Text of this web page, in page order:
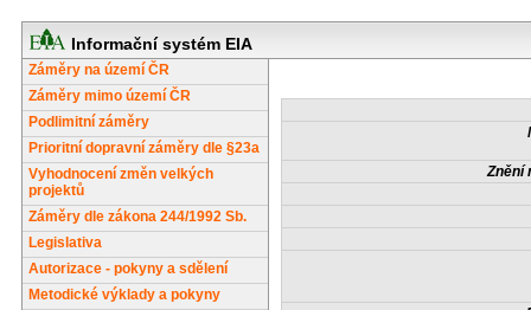
Informační systém EIA
Záměry na území ČR
Záměry mimo území ČR
Podlimitní záměry
Prioritní dopravní záměry dle §23a
Vyhodnocení změn velkých
projektů
Záměry dle zákona 244/1992 Sb.
Legislativa
Autorizace - pokyny a sdělení
Metodické výklady a pokyny
Znění